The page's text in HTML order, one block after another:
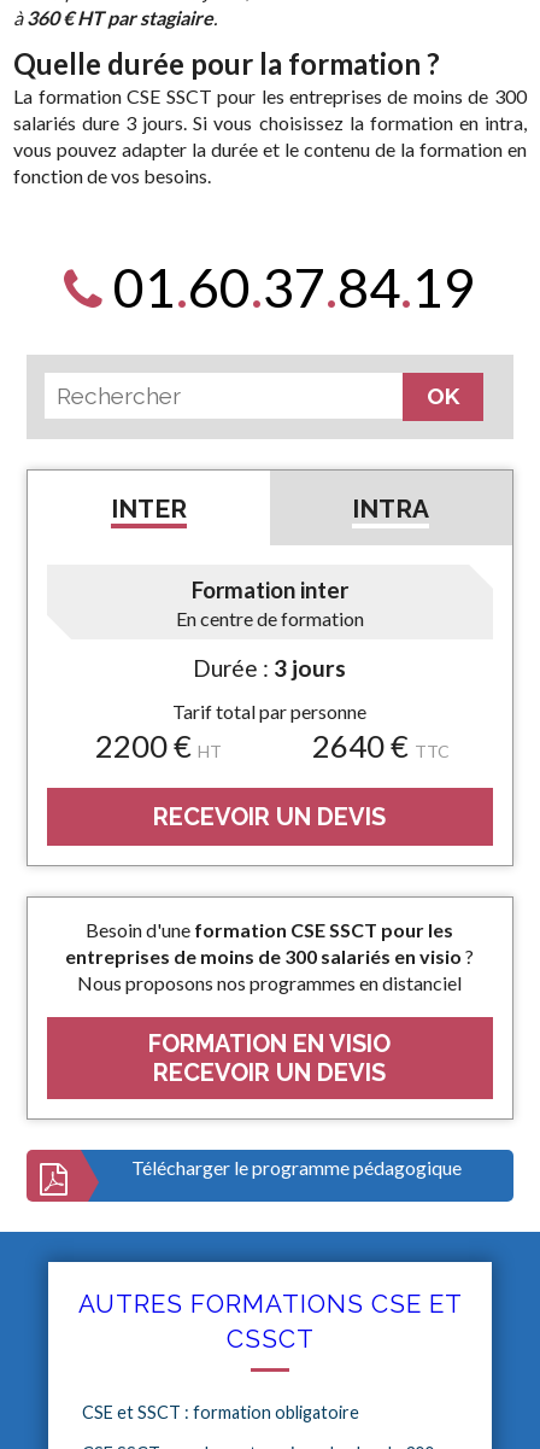
à360 € HT par stagiaire.
Quelle durée pour la formation ?
La formation CSE SSCT pour les entreprises de moins de 300
salariés dure 3 jours. Si vous choisissez la formation en intra,
vous pouvez adapter la durée et le contenu de la formation en
fonction de vos besoins.
01.60.37.84.19
INTER INTRA
Formation inter
En centre de formation
Durée : 3 jours
Tarif total par personne
2200 €HT 2640 € TTC
RECEVOIR UN DEVIS
Besoin d'une formation CSE SSCT pour les
entreprises de moins de 300 salariés en visio ?
Nous proposons nos programmes en distanciel
FORMATION EN VISIO
RECEVOIR UN DEVIS
Télécharger le programme pédagogique
AUTRES FORMATIONS CSE ET
CSSCT
CSE et SSCT : formation obligatoire